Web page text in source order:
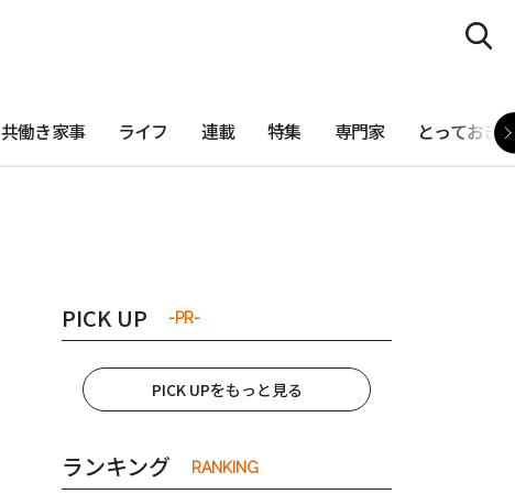
共働き家事 ライフ 連載 特集 専門家 とっておき
PICK UP -PR-
PICK UPをもっと見る
ランキング RANKING